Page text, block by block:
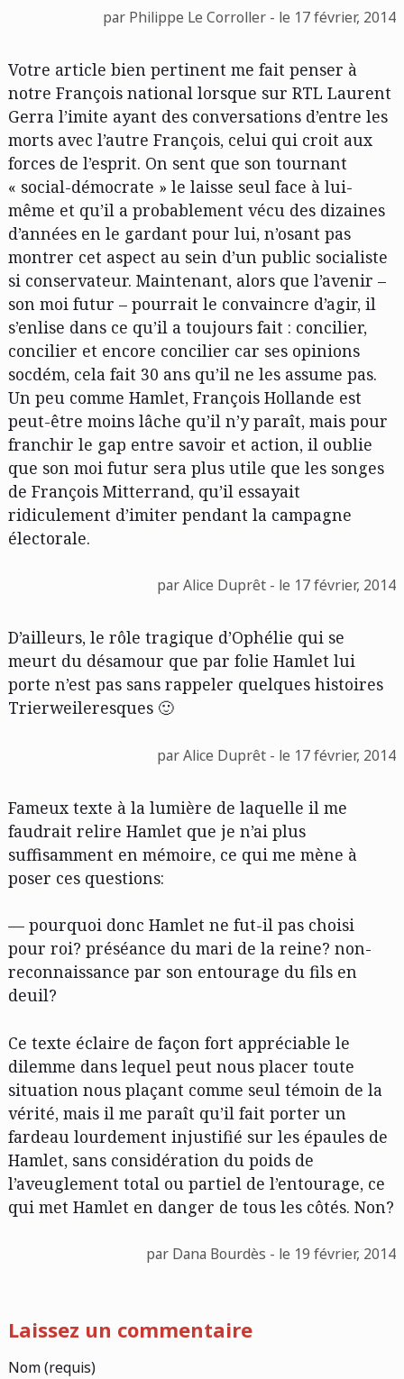
par Philippe Le Corroller - le 17 février, 2014
Votre article bien pertinent me fait penser à
notre François national lorsque sur RTL Laurent
Gerra l’imite ayant des conversations d’entre les
morts avec l’autre François, celui qui croit aux
forces de l’esprit. On sent que son tournant
« social-démocrate » le laisse seul face à lui-
même et qu’il a probablement vécu des dizaines
d’années en le gardant pour lui, n’osant pas
montrer cet aspect au sein d’un public socialiste
si conservateur. Maintenant, alors que l’avenir –
son moi futur – pourrait le convaincre d’agir, il
s’enlise dans ce qu’il a toujours fait : concilier,
concilier et encore concilier car ses opinions
socdém, cela fait 30 ans qu’il ne les assume pas.
Un peu comme Hamlet, François Hollande est
peut-être moins lâche qu’il n’y paraît, mais pour
franchir le gap entre savoir et action, il oublie
que son moi futur sera plus utile que les songes
de François Mitterrand, qu’il essayait
ridiculement d’imiter pendant la campagne
électorale.
par Alice Duprêt - le 17 février, 2014
D’ailleurs, le rôle tragique d’Ophélie qui se
meurt du désamour que par folie Hamlet lui
porte n’est pas sans rappeler quelques histoires
Trierweileresques 🙂
par Alice Duprêt - le 17 février, 2014
Fameux texte à la lumière de laquelle il me
faudrait relire Hamlet que je n’ai plus
suffisamment en mémoire, ce qui me mène à
poser ces questions:
— pourquoi donc Hamlet ne fut-il pas choisi
pour roi? préséance du mari de la reine? non-
reconnaissance par son entourage du fils en
deuil?
Ce texte éclaire de façon fort appréciable le
dilemme dans lequel peut nous placer toute
situation nous plaçant comme seul témoin de la
vérité, mais il me paraît qu’il fait porter un
fardeau lourdement injustifié sur les épaules de
Hamlet, sans considération du poids de
l’aveuglement total ou partiel de l’entourage, ce
qui met Hamlet en danger de tous les côtés. Non?
par Dana Bourdès - le 19 février, 2014
Laissez un commentaire
Nom (requis)